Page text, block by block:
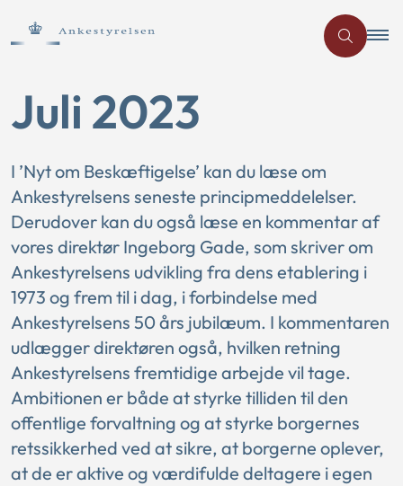
Juli 2023
I ’Nyt om Beskæftigelse’ kan du læse om
Ankestyrelsens seneste principmeddelelser.
Derudover kan du også læse en kommentar af
vores direktør Ingeborg Gade, som skriver om
Ankestyrelsens udvikling fra dens etablering i
1973 og frem til i dag, i forbindelse med
Ankestyrelsens 50 års jubilæum. I kommentaren
udlægger direktøren også, hvilken retning
Ankestyrelsens fremtidige arbejde vil tage.
Ambitionen er både at styrke tilliden til den
offentlige forvaltning og at styrke borgernes
retssikkerhed ved at sikre, at borgerne oplever,
at de er aktive og værdifulde deltagere i egen